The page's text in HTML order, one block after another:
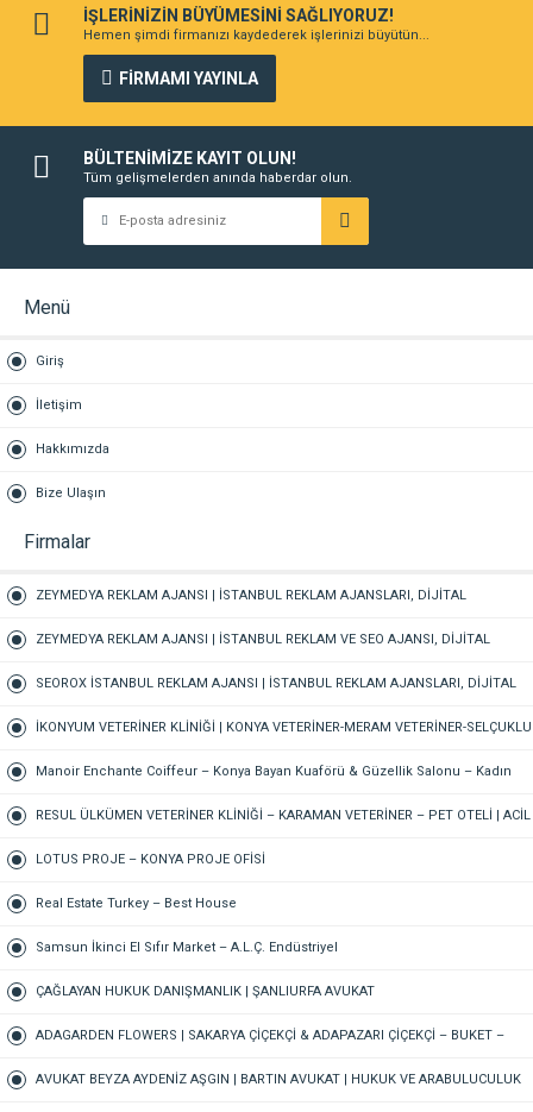
İŞLERİNİZİN BÜYÜMESİNİ SAĞLIYORUZ!
Hemen şimdi firmanızı kaydederek işlerinizi büyütün...
FİRMAMI YAYINLA
BÜLTENİMİZE KAYIT OLUN!
Tüm gelişmelerden anında haberdar olun.
Menü
Giriş
İletişim
Hakkımızda
Bize Ulaşın
Firmalar
ZEYMEDYA REKLAM AJANSI | İSTANBUL REKLAM AJANSLARI, DİJİTAL
PAZARLAMA AJANSI, SEO AJANSI & SOSYAL MEDYA AJANSI, 360 REKLAM
ZEYMEDYA REKLAM AJANSI | İSTANBUL REKLAM VE SEO AJANSI, DİJİTAL
PAZARLAMA AJANSI, SOSYAL MEDYA AJANSI, 360 REKLAM
SEOROX İSTANBUL REKLAM AJANSI | İSTANBUL REKLAM AJANSLARI, DİJİTAL
PAZARLAMA AJANSI, SEO AJANSI & SOSYAL MEDYA AJANSI
İKONYUM VETERİNER KLİNİĞİ | KONYA VETERİNER-MERAM VETERİNER-SELÇUKLU
VETERİNER-KARATAY | ACİL-7/24 NÖBETÇİ VETERİNER KLİNİĞİ
Manoir Enchante Coiffeur – Konya Bayan Kuaförü & Güzellik Salonu – Kadın
Kuaförü – Meram Kuaför – Bayan Kuaförü – Konya Kuaför
RESUL ÜLKÜMEN VETERİNER KLİNİĞİ – KARAMAN VETERİNER – PET OTELİ | ACİL
VETERİNER – 7/24 AÇIK NÖBETÇİ VETERİNER KLİNİĞİ
LOTUS PROJE – KONYA PROJE OFİSİ
Real Estate Turkey – Best House
Samsun İkinci El Sıfır Market – A.L.Ç. Endüstriyel
ÇAĞLAYAN HUKUK DANIŞMANLIK | ŞANLIURFA AVUKAT
ADAGARDEN FLOWERS | SAKARYA ÇİÇEKÇİ & ADAPAZARI ÇİÇEKÇİ – BUKET –
GELİN ÇİÇEĞİ – DÜĞÜN-NİŞAN – ORGANİZASYON – ONLINE SİPARİŞ
AVUKAT BEYZA AYDENİZ AŞGIN | BARTIN AVUKAT | HUKUK VE ARABULUCULUK